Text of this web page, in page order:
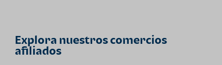
Explora nuestros comercios
afiliados